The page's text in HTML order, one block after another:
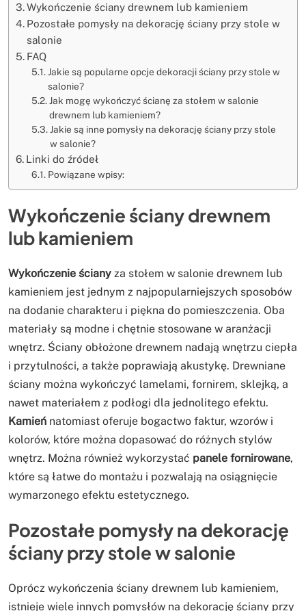
Wykończenie ściany drewnem lub kamieniem
Pozostałe pomysły na dekorację ściany przy stole w
salonie
FAQ
Jakie są popularne opcje dekoracji ściany przy stole w
salonie?
Jak mogę wykończyć ścianę za stołem w salonie
drewnem lub kamieniem?
Jakie są inne pomysły na dekorację ściany przy stole
w salonie?
Linki do źródeł
Powiązane wpisy:
Wykończenie ściany drewnem
lub kamieniem
Wykończenie ściany za stołem w salonie drewnem lub
kamieniem jest jednym z najpopularniejszych sposobów
na dodanie charakteru i piękna do pomieszczenia. Oba
materiały są modne i chętnie stosowane w aranżacji
wnętrz. Ściany obłożone drewnem nadają wnętrzu ciepła
i przytulności, a także poprawiają akustykę. Drewniane
ściany można wykończyć lamelami, fornirem, sklejką, a
nawet materiałem z podłogi dla jednolitego efektu.
Kamień natomiast oferuje bogactwo faktur, wzorów i
kolorów, które można dopasować do różnych stylów
wnętrz. Można również wykorzystać panele fornirowane,
które są łatwe do montażu i pozwalają na osiągnięcie
wymarzonego efektu estetycznego.
Pozostałe pomysły na dekorację
ściany przy stole w salonie
Oprócz wykończenia ściany drewnem lub kamieniem,
istnieje wiele innych pomysłów na dekorację ściany przy